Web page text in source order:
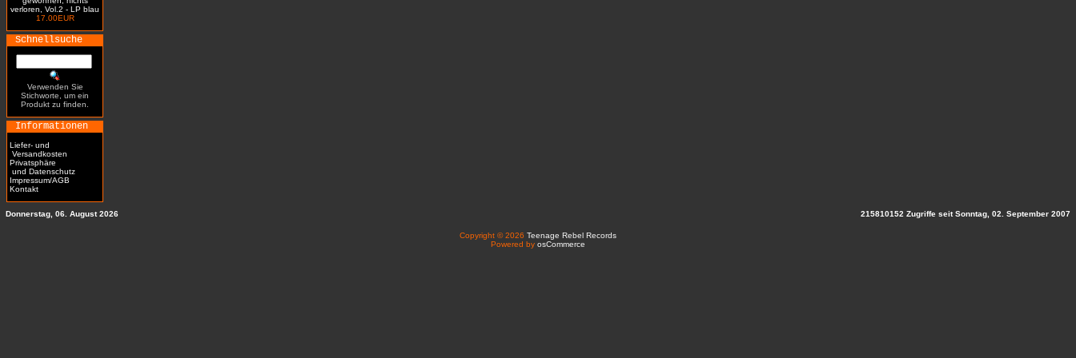
verloren, Vol.2 - LP blau
17.00EUR
Schnellsuche
Verwenden Sie
Stichworte, um ein
Produkt zu finden.
Informationen
Liefer- und
Versandkosten
Privatsphäre
und Datenschutz
Impressum/AGB
Kontakt
Donnerstag, 06. August 2026 215810152 Zugriffe seit Sonntag, 02. September 2007
Copyright © 2026 Teenage Rebel Records
Powered by osCommerce